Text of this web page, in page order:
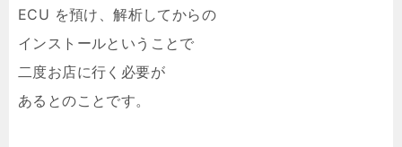
ECU を預け、解析してからの
インストールということで
二度お店に行く必要が
あるとのことです。